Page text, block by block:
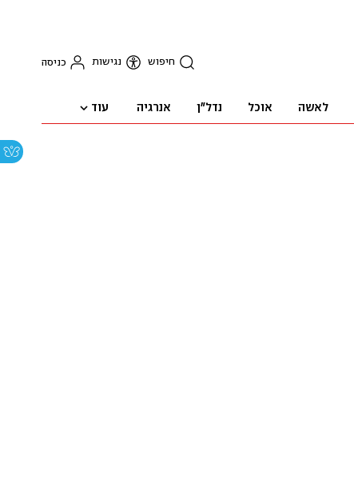
חיפוש נגישות כניסה
לאשה אוכל נדל"ן אנרגיה עוד